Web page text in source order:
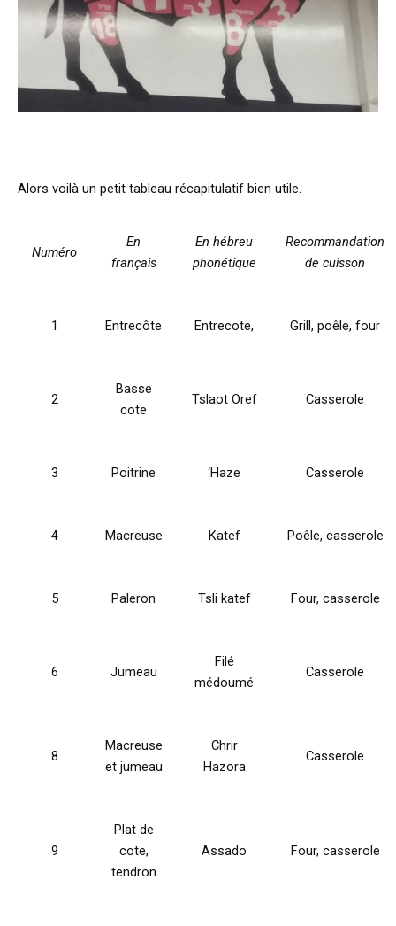
Alors voilà un petit tableau récapitulatif bien utile.
Numéro
En
français
En hébreu
phonétique
Recommandation
de cuisson
1 Entrecôte Entrecote, Grill, poêle, four
2
Basse
cote
Tslaot Oref Casserole
3 Poitrine ‘Haze Casserole
4 Macreuse Katef Poêle, casserole
5 Paleron Tsli katef Four, casserole
6 Jumeau
Filé
médoumé
Casserole
8
Macreuse
et jumeau
Chrir
Hazora
Casserole
9
Plat de
cote,
tendron
Assado Four, casserole